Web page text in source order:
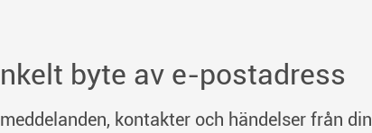
byte av e-postadress
kontakter och händelser från din